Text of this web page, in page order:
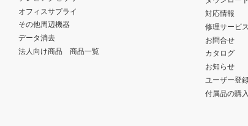
オフィスサプライ
その他周辺機器
データ消去
法人向け商品 商品一覧
対応情報
修理サービス
お問合せ
カタログ
お知らせ
ユーザー登
付属品の購入